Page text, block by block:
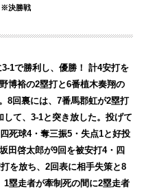
※決勝戦
1で勝利し、優勝！ 計4安打を
博裕の2塁打と6番植木奏翔の
8回裏には、7番馬郡虹が2塁打
て、3-1と突き放した。投げて
死球4・奪三振5・失点1と好投
田啓太郎が9回を被安打4・四
を放ち、2回表に相手失策と8
塁走者が牽制死の間に2塁走者